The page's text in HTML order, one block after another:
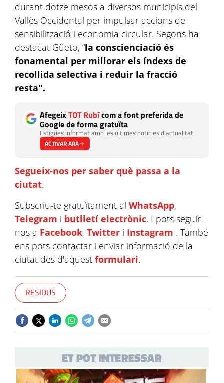
durant dotze mesos a diversos municipis del
Vallès Occidental per impulsar accions de
sensibilització i economia circular. Segons ha
destacat Güeto, “la conscienciació és
fonamental per millorar els índexs de
recollida selectiva i reduir la fracció
resta".
AfegeixTOT Rubícom a font preferida de
Google de forma gratuïta
Estigues informat amb les últimes notícies d'actualitat
ACTIVAR ARA
Segueix-nos per saber què passa a la
ciutat.
Subscriu-te gratuïtament al WhatsApp,
Telegram i butlletí electrònic. I pots seguir-
nos a Facebook, Twitter i Instagram . També
ens pots contactar i enviar informació de la
ciutat des d'aquest formulari.
RESIDUS
ET POT INTERESSAR